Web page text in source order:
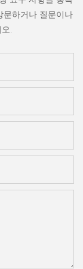
문하거나 질문이나
.